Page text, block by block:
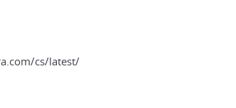
cs/latest/